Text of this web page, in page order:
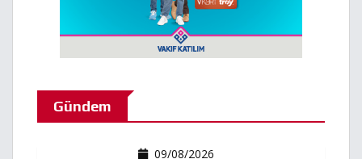
Gündem
09/08/2026